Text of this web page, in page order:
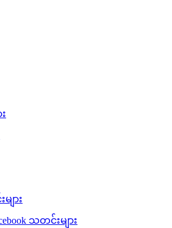
ျား
သတင်းများ